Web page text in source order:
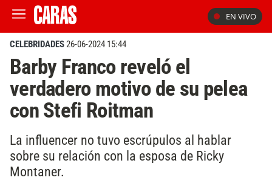
EN VIVO
CELEBRIDADES26-06-2024 15:44
Barby Franco reveló el
verdadero motivo de su pelea
con Stefi Roitman
La influencer no tuvo escrúpulos al hablar
sobre su relación con la esposa de Ricky
Montaner.